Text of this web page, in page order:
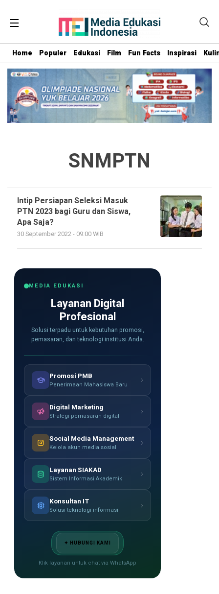
Home Populer Edukasi Film Fun Facts Inspirasi
SNMPTN
Intip Persiapan Seleksi Masuk
PTN 2023 bagi Guru dan Siswa,
Apa Saja?
30 September 2022 - 09:00 WIB
MEDIA EDUKASI
Layanan Digital
Profesional
Solusi terpadu untuk kebutuhan promosi,
pemasaran, dan teknologi institusi Anda.
Promosi PMB
Penerimaan Mahasiswa Baru ›
Digital Marketing
Strategi pemasaran digital ›
Social Media Management
Kelola akun media sosial ›
Layanan SIAKAD
Sistem Informasi Akademik ›
Konsultan IT
Solusi teknologi informasi ›
✦ HUBUNGI KAMI
Klik layanan untuk chat via WhatsApp